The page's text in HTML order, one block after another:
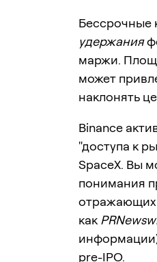
Бессрочные
удержания
маржи.
может
наклонять
Binance
"доступа к
SpaceX. Вы
понимания
отражающих
как
pre-IPO.